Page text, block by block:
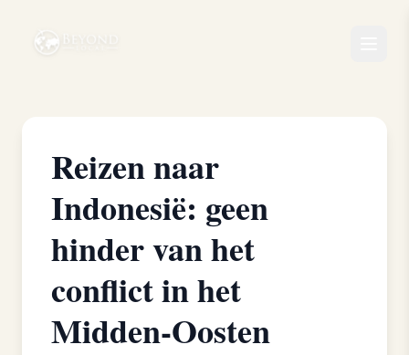
Reizen naar
Indonesië: geen
hinder van het
conflict in het
Midden-Oosten